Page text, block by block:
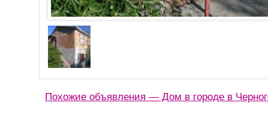
Похожие объявления — Дом в городе в